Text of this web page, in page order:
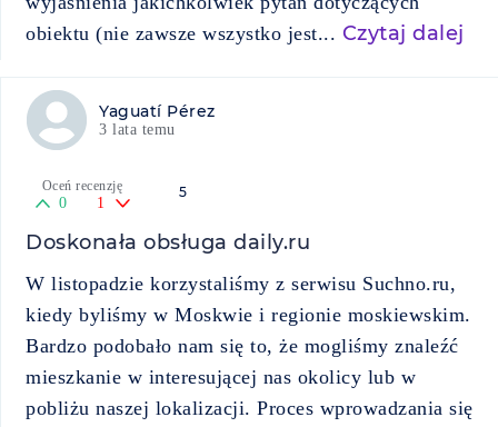
obiektu (nie zawsze wszystko jest... Czytaj dalej
Yaguatí Pérez
3 lata temu
5
Oceń recenzję
0 1
Doskonała obsługa daily.ru
W listopadzie korzystaliśmy z serwisu Suchno.ru,
kiedy byliśmy w Moskwie i regionie moskiewskim.
Bardzo podobało nam się to, że mogliśmy znaleźć
mieszkanie w interesującej nas okolicy lub w
pobliżu naszej lokalizacji. Proces wprowadzania się